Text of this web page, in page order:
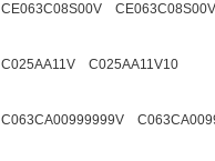
CE063C08S00V
C025AA11V C025AA11V10
C063CA00999999V